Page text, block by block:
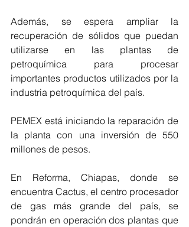
Además, se espera ampliar la
recuperación de sólidos que puedan
utilizarse en las plantas de
petroquímica para procesar
importantes productos utilizados por la
industria petroquímica del país.
PEMEX está iniciando la reparación de
la planta con una inversión de 550
millones de pesos.
En Reforma, Chiapas, donde se
encuentra Cactus, el centro procesador
de gas más grande del país, se
pondrán en operación dos plantas que